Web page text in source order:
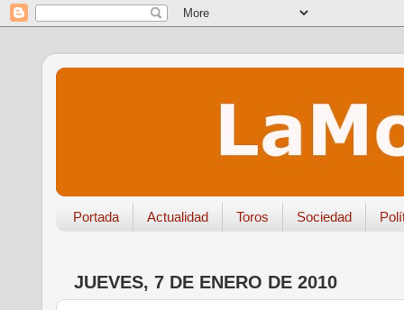
Portada Actualidad Toros Sociedad
JUEVES, 7 DE ENERO DE 2010